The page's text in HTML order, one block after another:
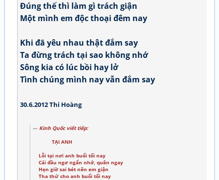
Đúng thế thì làm gì trách giận
Một mình em độc thoại đêm nay
Khi đã yêu nhau thật đắm say
Ta đừng trách tại sao không nhớ
Sông kia có lúc bồi hay lở
Tình chúng mình nay vẫn đắm say
30.6.2012 Thi Hoàng
Kinh Quốc viết tiếp:
TẠI ANH
Lỗi tại nơi anh buổi tối nay
Cái đầu ngơ ngẩn nhớ, quên ngay
Hẹn giờ sai bét nên em giận
Tha thứ cho anh buổi tối nay